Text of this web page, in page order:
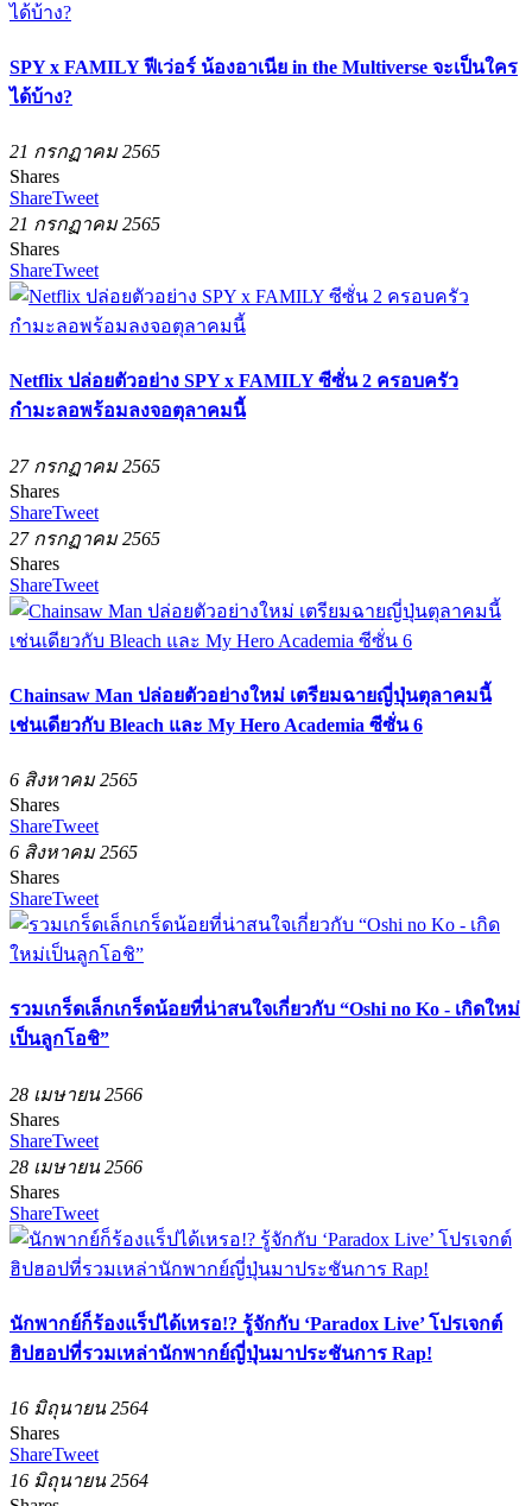
SPY x FAMILY ฟีเว่อร์ น้องอาเนีย in the Multiverse จะเป็นใคร
ได้บ้าง?
21 กรกฏาคม 2565
Shares
ShareTweet
21 กรกฏาคม 2565
Shares
ShareTweet
Netflix ปล่อยตัวอย่าง SPY x FAMILY ซีซั่น 2 ครอบครัว
กำมะลอพร้อมลงจอตุลาคมนี้
27 กรกฏาคม 2565
Shares
ShareTweet
27 กรกฏาคม 2565
Shares
ShareTweet
Chainsaw Man ปล่อยตัวอย่างใหม่ เตรียมฉายญี่ปุ่นตุลาคมนี้
เช่นเดียวกับ Bleach และ My Hero Academia ซีซั่น 6
6 สิงหาคม 2565
Shares
ShareTweet
6 สิงหาคม 2565
Shares
ShareTweet
รวมเกร็ดเล็กเกร็ดน้อยที่น่าสนใจเกี่ยวกับ “Oshi no Ko - เกิดใหม่
เป็นลูกโอชิ”
28 เมษายน 2566
Shares
ShareTweet
28 เมษายน 2566
Shares
ShareTweet
นักพากย์ก็ร้องแร็ปได้เหรอ!? รู้จักกับ ‘Paradox Live’ โปรเจกต์
ฮิปฮอปที่รวมเหล่านักพากย์ญี่ปุ่นมาประชันการ Rap!
16 มิถุนายน 2564
Shares
ShareTweet
16 มิถุนายน 2564